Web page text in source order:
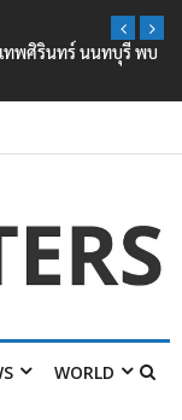
เทพศิรินทร์ นนทบุรี พบ
WORLD